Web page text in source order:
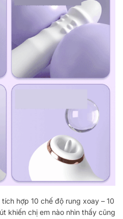
hợp 10 chế độ rung xoay – 10
khiến chị em nào nhìn thấy cũng